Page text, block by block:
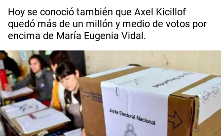
Hoy se conoció también que Axel Kicillof
quedó más de un millón y medio de votos por
encima de María Eugenia Vidal.